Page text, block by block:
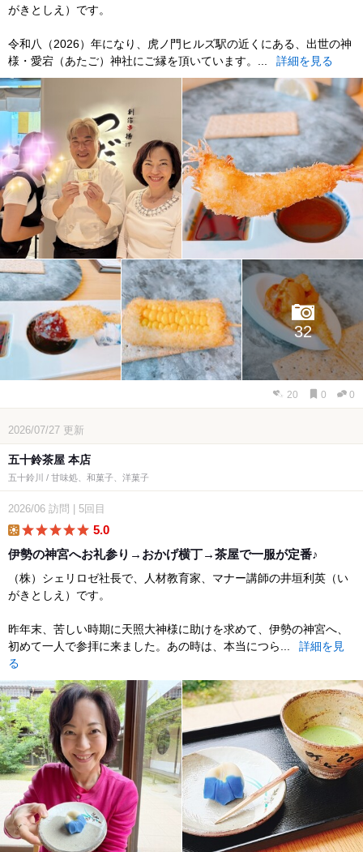
がきとしえ）です。
令和八（2026）年になり、虎ノ門ヒルズ駅の近くにある、出世の神
様・愛宕（あたご）神社にご縁を頂いています。...
詳細を見る
32
20 0 0
2026/07/27 更新
五十鈴茶屋 本店
五十鈴川 / 甘味処、和菓子、洋菓子
2026/06 訪問 5回目
5.0
伊勢の神宮へお礼参り→おかげ横丁→茶屋で一服が定番♪
（株）シェリロゼ社長で、人材教育家、マナー講師の井垣利英（い
がきとしえ）です。
昨年末、苦しい時期に天照大神様に助けを求めて、伊勢の神宮へ、
初めて一人で参拝に来ました。あの時は、本当につら...
詳細を見
る